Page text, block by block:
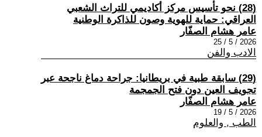
(28) نحو تأسيس مركز أكاديمي للتراث الشعبي
العراقي: حماية للهوية وصون للذاكرة الوطنية
عامر هشام الصفّار
2026 / 5 / 25
الادب والفن
(29) سابقة طبية في بريطانيا: جراحة دماغ ناجحة عبر
تجويف العين دون فتح الجمجمة
عامر هشام الصفّار
2026 / 5 / 19
الطب , والعلوم